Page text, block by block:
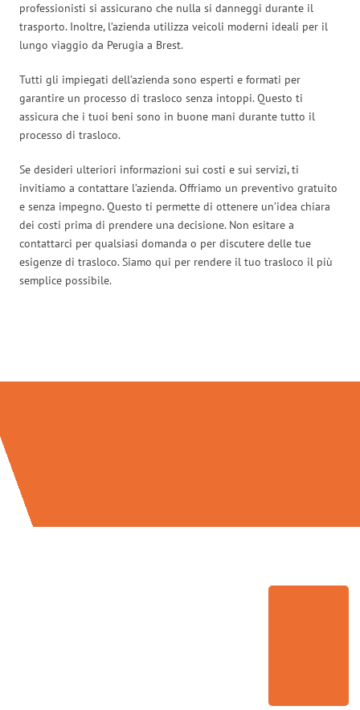
professionisti si assicurano che nulla si danneggi durante il
trasporto. Inoltre, l’azienda utilizza veicoli moderni ideali per il
lungo viaggio da Perugia a Brest.
Tutti gli impiegati dell’azienda sono esperti e formati per
garantire un processo di trasloco senza intoppi. Questo ti
assicura che i tuoi beni sono in buone mani durante tutto il
processo di trasloco.
Se desideri ulteriori informazioni sui costi e sui servizi, ti
invitiamo a contattare l’azienda. Offriamo un preventivo gratuito
e senza impegno. Questo ti permette di ottenere un’idea chiara
dei costi prima di prendere una decisione. Non esitare a
contattarci per qualsiasi domanda o per discutere delle tue
esigenze di trasloco. Siamo qui per rendere il tuo trasloco il più
semplice possibile.